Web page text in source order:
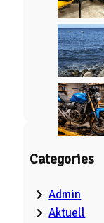
Categories
Admin
Aktuell